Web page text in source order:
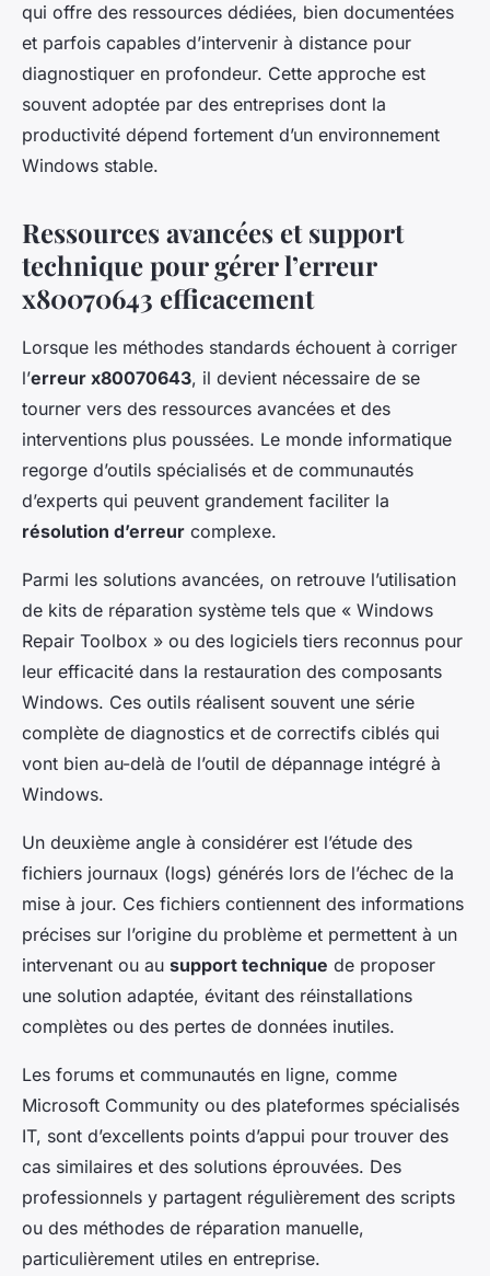
qui offre des ressources dédiées, bien documentées
et parfois capables d’intervenir à distance pour
diagnostiquer en profondeur. Cette approche est
souvent adoptée par des entreprises dont la
productivité dépend fortement d’un environnement
Windows stable.
Ressources avancées et support
technique pour gérer l’erreur
x80070643 efficacement
Lorsque les méthodes standards échouent à corriger
l’erreur x80070643, il devient nécessaire de se
tourner vers des ressources avancées et des
interventions plus poussées. Le monde informatique
regorge d’outils spécialisés et de communautés
d’experts qui peuvent grandement faciliter la
résolution d’erreur complexe.
Parmi les solutions avancées, on retrouve l’utilisation
de kits de réparation système tels que « Windows
Repair Toolbox » ou des logiciels tiers reconnus pour
leur efficacité dans la restauration des composants
Windows. Ces outils réalisent souvent une série
complète de diagnostics et de correctifs ciblés qui
vont bien au-delà de l’outil de dépannage intégré à
Windows.
Un deuxième angle à considérer est l’étude des
fichiers journaux (logs) générés lors de l’échec de la
mise à jour. Ces fichiers contiennent des informations
précises sur l’origine du problème et permettent à un
intervenant ou au support technique de proposer
une solution adaptée, évitant des réinstallations
complètes ou des pertes de données inutiles.
Les forums et communautés en ligne, comme
Microsoft Community ou des plateformes spécialisés
IT, sont d’excellents points d’appui pour trouver des
cas similaires et des solutions éprouvées. Des
professionnels y partagent régulièrement des scripts
ou des méthodes de réparation manuelle,
particulièrement utiles en entreprise.